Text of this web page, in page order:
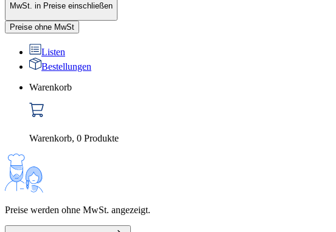
MwSt. in Preise einschließen
Preise ohne MwSt
Listen
Bestellungen
Warenkorb
Warenkorb, 0 Produkte
Preise werden ohne MwSt. angezeigt.